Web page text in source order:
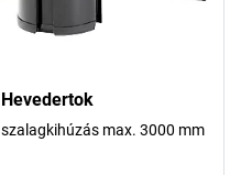
Hevedertok
szalagkihúzás max. 3000 mm